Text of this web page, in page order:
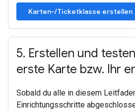
Karten-/Ticketklasse erstellen
5. Erstellen und
erste Karte bzw. Ihr
Sobald du alle in diesem
Einrichtungsschritte